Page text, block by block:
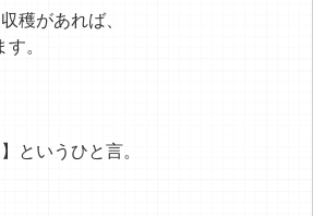
穫があれば、
。
というひと言。